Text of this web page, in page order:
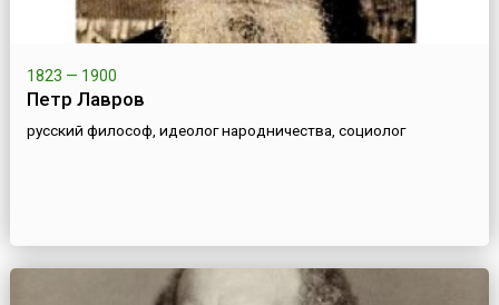
1823 — 1900
Петр Лавров
русский философ, идеолог народничества, социолог